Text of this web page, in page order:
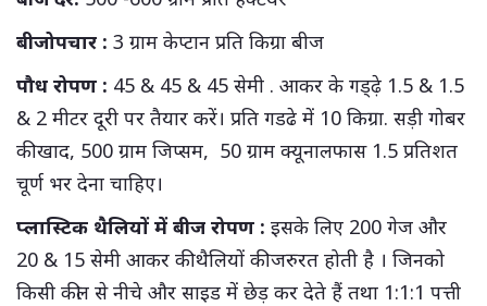
बीजोपचार : 3 ग्राम केप्टान प्रति किग्रा बीज
पौध रोपण : 45 & 45 & 45 सेमी . आकर के गड्ढ़े 1.5 & 1.5
& 2 मीटर दूरी पर तैयार करें। प्रति गडढे में 10 किग्रा. सड़ी गोबर
की खाद, 500 ग्राम जिप्सम, 50 ग्राम क्यूनालफास 1.5 प्रतिशत
चूर्ण भर देना चाहिए।
प्लास्टिक थैलियों में बीज रोपण : इसके लिए 200 गेज और
20 & 15 सेमी आकर की थैलियों की जरुरत होती है । जिनको
किसी कील से नीचे और साइड में छेड़ कर देते हैं तथा 1:1:1 पत्ती